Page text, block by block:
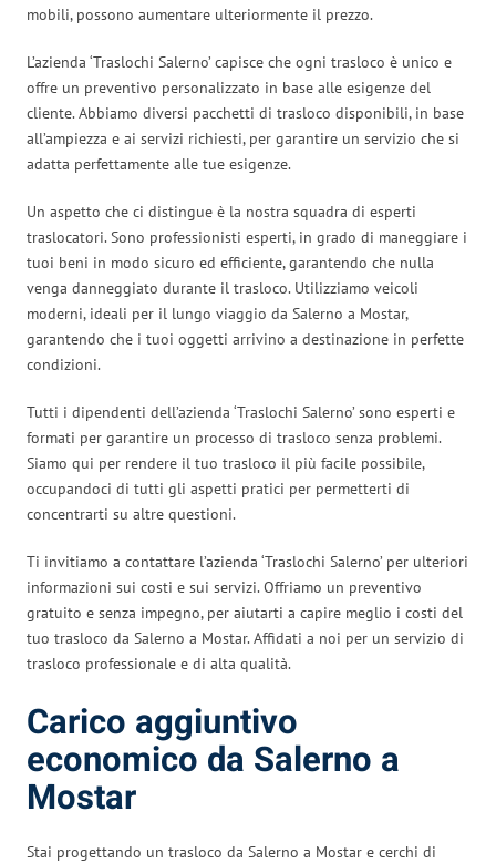
mobili, possono aumentare ulteriormente il prezzo.
L’azienda ‘Traslochi Salerno’ capisce che ogni trasloco è unico e
offre un preventivo personalizzato in base alle esigenze del
cliente. Abbiamo diversi pacchetti di trasloco disponibili, in base
all’ampiezza e ai servizi richiesti, per garantire un servizio che si
adatta perfettamente alle tue esigenze.
Un aspetto che ci distingue è la nostra squadra di esperti
traslocatori. Sono professionisti esperti, in grado di maneggiare i
tuoi beni in modo sicuro ed efficiente, garantendo che nulla
venga danneggiato durante il trasloco. Utilizziamo veicoli
moderni, ideali per il lungo viaggio da Salerno a Mostar,
garantendo che i tuoi oggetti arrivino a destinazione in perfette
condizioni.
Tutti i dipendenti dell’azienda ‘Traslochi Salerno’ sono esperti e
formati per garantire un processo di trasloco senza problemi.
Siamo qui per rendere il tuo trasloco il più facile possibile,
occupandoci di tutti gli aspetti pratici per permetterti di
concentrarti su altre questioni.
Ti invitiamo a contattare l’azienda ‘Traslochi Salerno’ per ulteriori
informazioni sui costi e sui servizi. Offriamo un preventivo
gratuito e senza impegno, per aiutarti a capire meglio i costi del
tuo trasloco da Salerno a Mostar. Affidati a noi per un servizio di
trasloco professionale e di alta qualità.
Carico aggiuntivo
economico da Salerno a
Mostar
Stai progettando un trasloco da Salerno a Mostar e cerchi di